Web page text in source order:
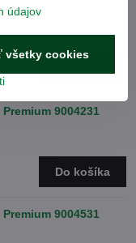
EXTOL Premium
9004231
Do košíka
9004531
údajov
všetky cookies